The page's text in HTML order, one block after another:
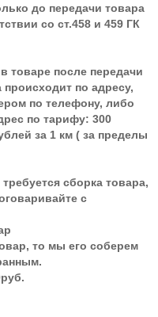
до передачи товара
со ст.458 и 459 ГК
товаре после передачи
по адресу,
по телефону, либо
по тарифу: 300
за 1 км ( за пределы
сборка товара,
с
то мы его соберем